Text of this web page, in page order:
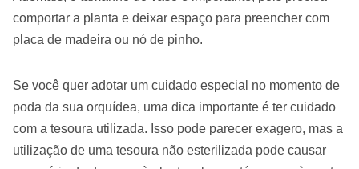
comportar a planta e deixar espaço para preencher com
placa de madeira ou nó de pinho.
Se você quer adotar um cuidado especial no momento de
poda da sua orquídea, uma dica importante é ter cuidado
com a tesoura utilizada. Isso pode parecer exagero, mas a
utilização de uma tesoura não esterilizada pode causar